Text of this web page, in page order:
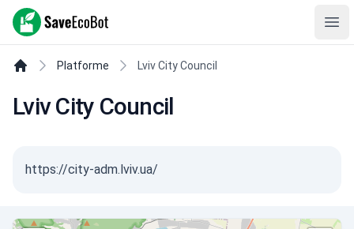
SaveEcoBot
Platforme Lviv City Council
Lviv City Council
https://city-adm.lviv.ua/